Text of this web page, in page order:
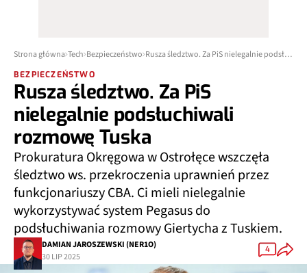
Strona główna Tech Bezpieczeństwo
BEZPIECZEŃSTWO
Rusza śledztwo. Za PiS
nielegalnie podsłuchiwali
rozmowę Tuska
Prokuratura Okręgowa w Ostrołęce wszczęła
śledztwo ws. przekroczenia uprawnień przez
funkcjonariuszy CBA. Ci mieli nielegalnie
wykorzystywać system Pegasus do
podsłuchiwania rozmowy Giertycha z Tuskiem.
DAMIAN JAROSZEWSKI (NER1O)
30 LIP 2025
4